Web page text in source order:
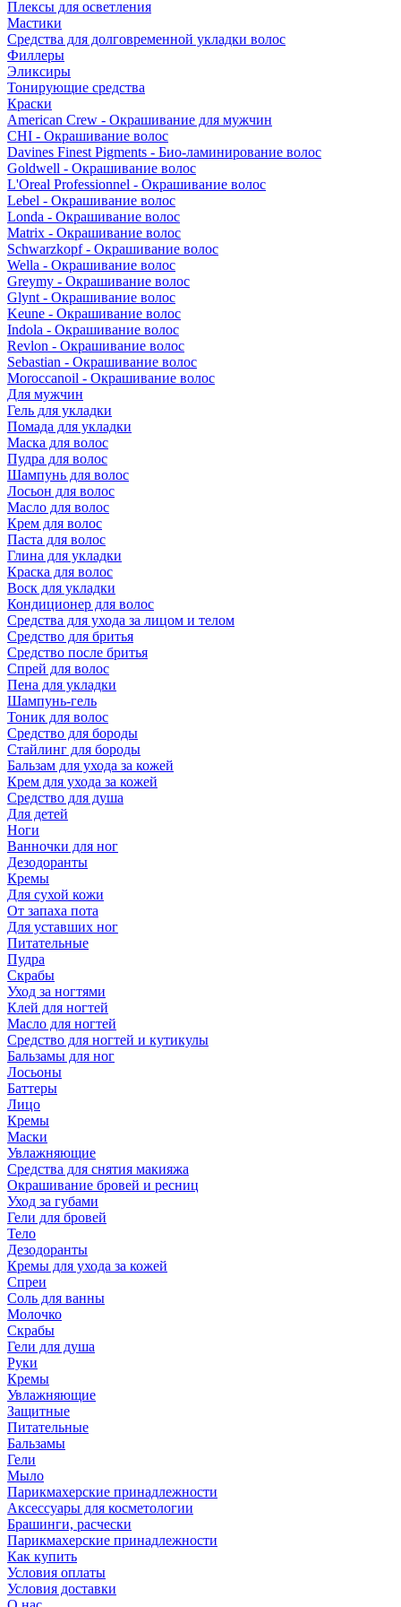
Плексы для осветления
Мастики
Средства для долговременной укладки волос
Филлеры
Эликсиры
Тонирующие средства
Краски
American Crew - Окрашивание для мужчин
CHI - Окрашивание волос
Davines Finest Pigments - Био-ламинирование волос
Goldwell - Окрашивание волос
L'Oreal Professionnel - Окрашивание волос
Lebel - Окрашивание волос
Londa - Окрашивание волос
Matrix - Окрашивание волос
Schwarzkopf - Окрашивание волос
Wella - Окрашивание волос
Greymy - Окрашивание волос
Glynt - Окрашивание волос
Keune - Окрашивание волос
Indola - Окрашивание волос
Revlon - Окрашивание волос
Sebastian - Окрашивание волос
Moroccanoil - Окрашивание волос
Для мужчин
Гель для укладки
Помада для укладки
Маска для волос
Пудра для волос
Шампунь для волос
Лосьон для волос
Масло для волос
Крем для волос
Паста для волос
Глина для укладки
Краска для волос
Воск для укладки
Кондиционер для волос
Средства для ухода за лицом и телом
Средство для бритья
Средство после бритья
Спрей для волос
Пена для укладки
Шампунь-гель
Тоник для волос
Средство для бороды
Стайлинг для бороды
Бальзам для ухода за кожей
Крем для ухода за кожей
Средство для душа
Для детей
Ноги
Ванночки для ног
Дезодоранты
Кремы
Для сухой кожи
От запаха пота
Для уставших ног
Питательные
Пудра
Скрабы
Уход за ногтями
Клей для ногтей
Масло для ногтей
Средство для ногтей и кутикулы
Бальзамы для ног
Лосьоны
Баттеры
Лицо
Кремы
Маски
Увлажняющие
Средства для снятия макияжа
Окрашивание бровей и ресниц
Уход за губами
Гели для бровей
Тело
Дезодоранты
Кремы для ухода за кожей
Спреи
Соль для ванны
Молочко
Скрабы
Гели для душа
Руки
Кремы
Увлажняющие
Защитные
Питательные
Бальзамы
Гели
Мыло
Парикмахерские принадлежности
Аксессуары для косметологии
Брашинги, расчески
Парикмахерские принадлежности
Как купить
Условия оплаты
Условия доставки